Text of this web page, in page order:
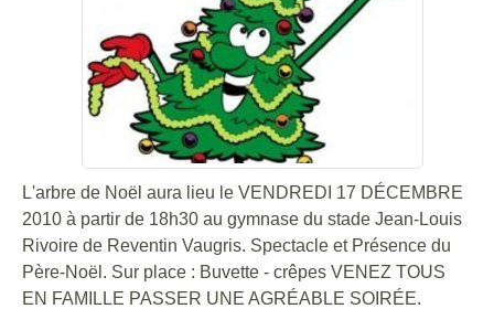
L'arbre de Noël aura lieu le VENDREDI 17 DÉCEMBRE
2010 à partir de 18h30 au gymnase du stade Jean-Louis
Rivoire de Reventin Vaugris. Spectacle et Présence du
Père-Noël. Sur place : Buvette - crêpes VENEZ TOUS
EN FAMILLE PASSER UNE AGRÉABLE SOIRÉE.